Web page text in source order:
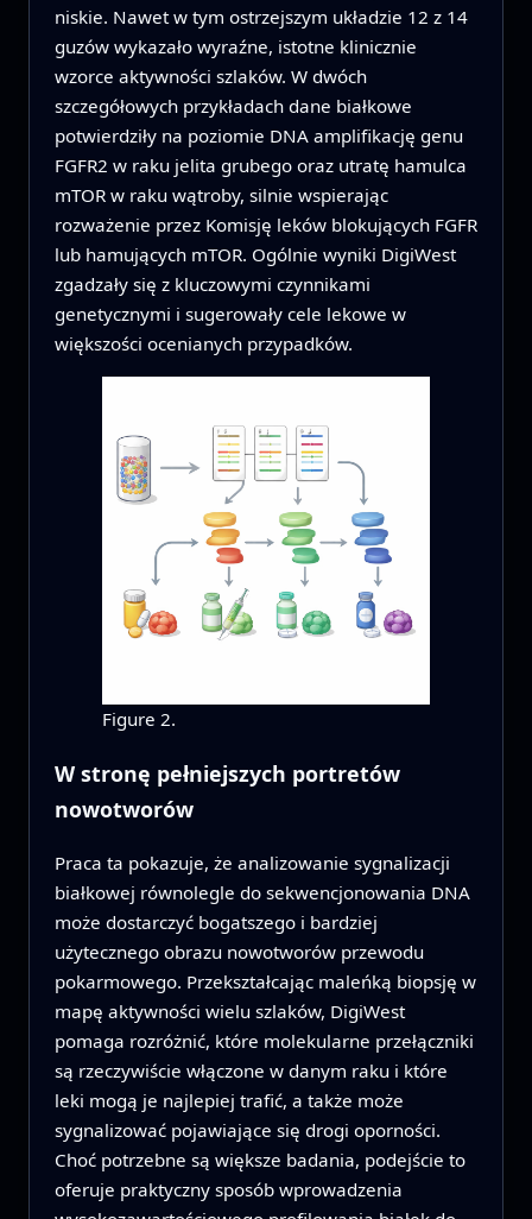
niskie. Nawet w tym ostrzejszym układzie 12 z 14
guzów wykazało wyraźne, istotne klinicznie
wzorce aktywności szlaków. W dwóch
szczegółowych przykładach dane białkowe
potwierdziły na poziomie DNA amplifikację genu
FGFR2 w raku jelita grubego oraz utratę hamulca
mTOR w raku wątroby, silnie wspierając
rozważenie przez Komisję leków blokujących FGFR
lub hamujących mTOR. Ogólnie wyniki DigiWest
zgadzały się z kluczowymi czynnikami
genetycznymi i sugerowały cele lekowe w
większości ocenianych przypadków.
Figure 2.
W stronę pełniejszych portretów
nowotworów
Praca ta pokazuje, że analizowanie sygnalizacji
białkowej równolegle do sekwencjonowania DNA
może dostarczyć bogatszego i bardziej
użytecznego obrazu nowotworów przewodu
pokarmowego. Przekształcając maleńką biopsję w
mapę aktywności wielu szlaków, DigiWest
pomaga rozróżnić, które molekularne przełączniki
są rzeczywiście włączone w danym raku i które
leki mogą je najlepiej trafić, a także może
sygnalizować pojawiające się drogi oporności.
Choć potrzebne są większe badania, podejście to
oferuje praktyczny sposób wprowadzenia